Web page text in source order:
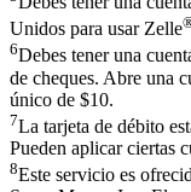
Unidos para usar Zelle
6Debes tener una
de cheques. Abre una
único de $10.
7La tarjeta de débito
Pueden aplicar ciertas
8Este servicio es